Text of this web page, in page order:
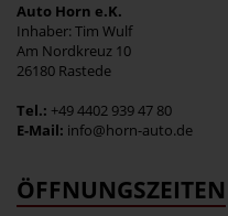
Auto Horn e.K.
Inhaber: Tim Wulf
Am Nordkreuz 10
26180 Rastede
Tel.: +49 4402 939 47 80
E-Mail: info@horn-auto.de
ÖFFNUNGSZEITEN